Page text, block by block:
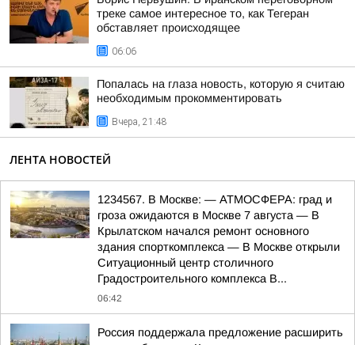
треке самое интересное то, как Тегеран
обставляет происходящее
06:06
Попалась на глаза новость, которую я считаю
необходимым прокомментировать
Вчера, 21:48
ЛЕНТА НОВОСТЕЙ
1234567. В Москве: — АТМОСФЕРА: град и
гроза ожидаются в Москве 7 августа — В
Крылатском начался ремонт основного
здания спорткомплекса — В Москве открыли
Ситуационный центр столичного
Градостроительного комплекса В...
06:42
Россия поддержала предложение расширить